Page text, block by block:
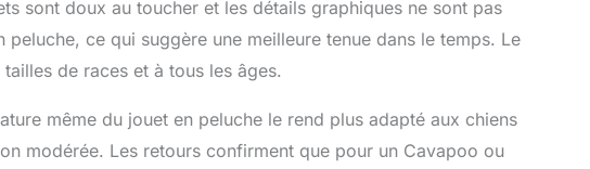
sont doux au toucher et les détails graphiques ne sont pas
ce qui suggère une meilleure tenue dans le temps. Le
de races et à tous les âges.
même du jouet en peluche le rend plus adapté aux chiens
modérée. Les retours confirment que pour un Cavapoo ou